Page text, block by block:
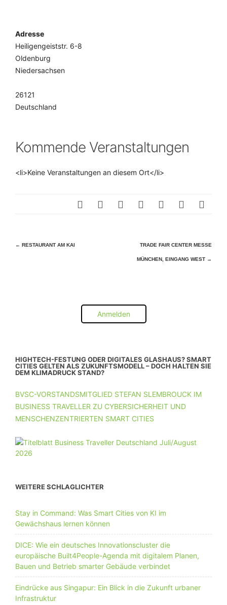
Adresse
Heiligengeiststr. 6-8
Oldenburg
Niedersachsen
26121
Deutschland
Kommende Veranstaltungen
<li>Keine Veranstaltungen an diesem Ort</li>
Beitragsnavigation
← RESTAURANT AM KAI TRADE FAIR CENTER MESSE
MÜNCHEN, EINGANG WEST →
Anmelden
HIGHTECH-FESTUNG ODER DIGITALES GLASHAUS? SMART
CITIES GELTEN ALS ZUKUNFTSMODELL – DOCH HALTEN SIE
DEM KLIMADRUCK STAND?
BVSC-VORSTANDSMITGLIED STEFAN SLEMBROUCK IM
BUSINESS TRAVELLER ZU CYBERSICHERHEIT UND
MENSCHENZENTRIERTEN SMART CITIES
WEITERE SCHLAGLICHTER
Stay in Command: Was Smart Cities von KI im
Gewächshaus lernen können
DICE: Wie ein deutsches Innovationscluster die
europäische Built4People-Agenda mit digitalem Planen,
Bauen und Betrieb smarter Gebäude verbindet
Eindrücke aus Singapur: Ein Blick in die Zukunft urbaner
Infrastruktur